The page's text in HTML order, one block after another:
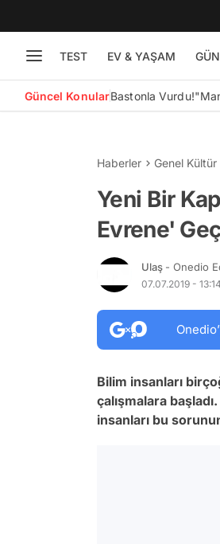
TEST EV & YAŞAM
Güncel KonularBastonla Vurdu!
Haberler Genel Kültür
Yeni Bir
Evrene'
Ulaş - Onedio
07.07.2019 - 13:14
Bilim insanları
çalışmalara
insanları bu